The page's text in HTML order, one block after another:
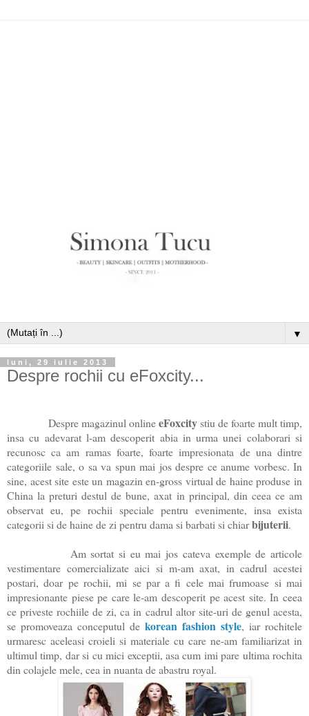
▼
luni, 29 iulie 2013
Despre rochii cu eFoxcity...
Despre magazinul onlineeFoxcitystiu de foarte mult timp,
insa cu adevarat l-am descoperit abia in urma unei colaborari si
recunosc ca am ramas foarte, foarte impresionata de una dintre
categoriile sale, o sa va spun mai jos despre ce anume vorbesc. In
sine, acest site este un magazin en-gross virtual de haine produse in
China la preturi destul de bune, axat in principal, din ceea ce am
observat eu, pe rochii speciale pentru evenimente, insa exista
categorii si de haine de zi pentru dama si barbati si chiarbijuterii.
Am sortat si eu mai jos cateva exemple de articole
vestimentare comercializate aici si m-am axat, in cadrul acestei
postari, doar pe rochii, mi se par a fi cele mai frumoase si mai
impresionante piese pe care le-am descoperit pe acest site. In ceea
ce priveste rochiile de zi, ca in cadrul altor site-uri de genul acesta,
se promoveaza conceputul de korean fashion style, iar rochitele
urmaresc aceleasi croieli si materiale cu care ne-am familiarizat in
ultimul timp, dar si cu mici exceptii, asa cum imi pare ultima rochita
din colajele mele, cea in nuanta de abastru royal.